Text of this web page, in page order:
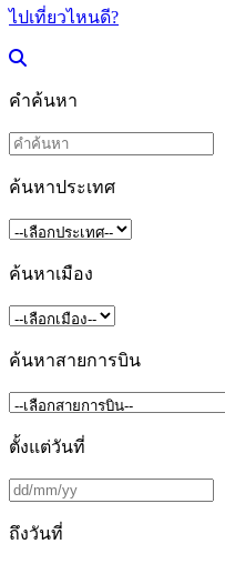
ไปเที่ยวไหนดี?
คำค้นหา
ค้นหาประเทศ
ค้นหาเมือง
ค้นหาสายการบิน
ตั้งแต่วันที่
ถึงวันที่